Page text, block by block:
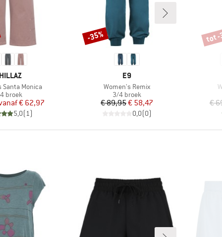
Santa Monica
broek
Prijs
Verlaagde prijs
€ 62,97
5,0(1)
MERK
E9
Artikel
Women's Remix
Productgroep
3/4 broek
Prijs
€ 89,95Verlaagde prijs
€ 58,47
0,0(0)
Korting
-35%
€
tot